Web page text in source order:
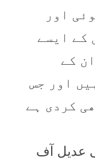
اور
کے ایسے
کے
اور جس
کردی ہے
عدیل آف